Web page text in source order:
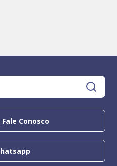
Conosco